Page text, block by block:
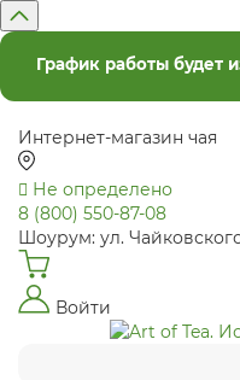
График работы будет
Интернет-магазин чая
Не определено
8 (800) 550-87-08
Шоурум: ул.
Войти